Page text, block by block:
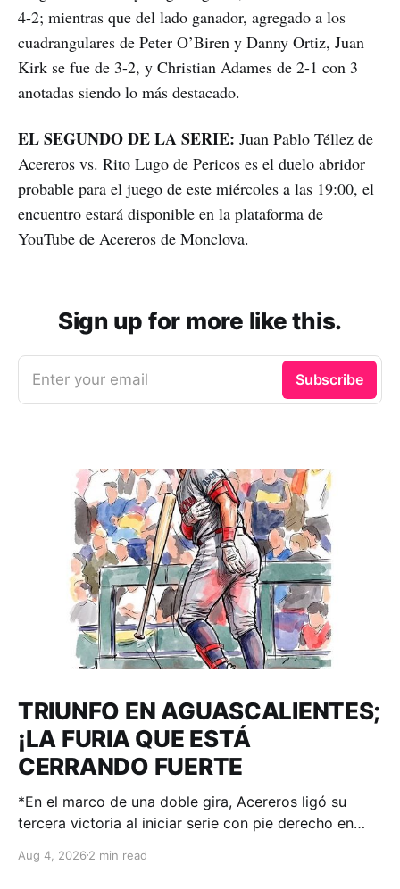
4-2; mientras que del lado ganador, agregado a los
cuadrangulares de Peter O’Biren y Danny Ortiz, Juan
Kirk se fue de 3-2, y Christian Adames de 2-1 con 3
anotadas siendo lo más destacado.
EL SEGUNDO DE LA SERIE: Juan Pablo Téllez de
Acereros vs. Rito Lugo de Pericos es el duelo abridor
probable para el juego de este miércoles a las 19:00, el
encuentro estará disponible en la plataforma de
YouTube de Acereros de Monclova.
Sign up for more like this.
Enter your email Subscribe
TRIUNFO EN AGUASCALIENTES;
¡LA FURIA QUE ESTÁ
CERRANDO FUERTE
*En el marco de una doble gira, Acereros ligó su
tercera victoria al iniciar serie con pie derecho en
agosto 2026.-. Andretty Cordero disparó
Aug 4, 2026 2 min read